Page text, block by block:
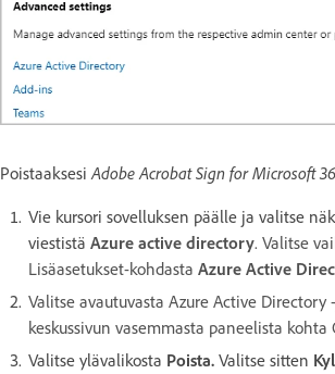
PoistaaksesiAdobe Acrobat Sign for Microsoft
Vie kursori sovelluksen päälle ja valitse
viestistä Azure active directory. Valitse
Lisäasetukset-kohdasta Azure Active
Valitse avautuvasta Azure Active
keskussivun vasemmasta paneelista kohta
Valitse ylävalikosta Poista. Valitse sitten